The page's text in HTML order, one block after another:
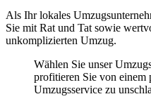
Als Ihr lokales
Sie mit Rat und Tat sowie
unkomplizierten Umzug.
Wählen Sie unser
profitieren Sie von einem
Umzugsservice zu